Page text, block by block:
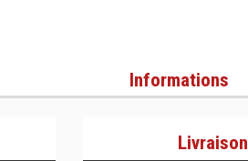
Informations
Livraison